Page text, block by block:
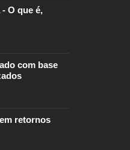
O que é,
com base
retornos